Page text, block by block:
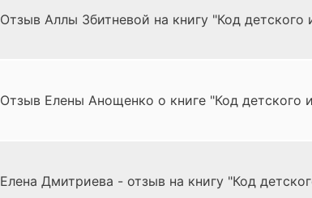
Отзыв Аллы Збитневой на книгу "Код детского
Отзыв Елены Анощенко о книге "Код детского
Елена Дмитриева - отзыв на книгу "Код